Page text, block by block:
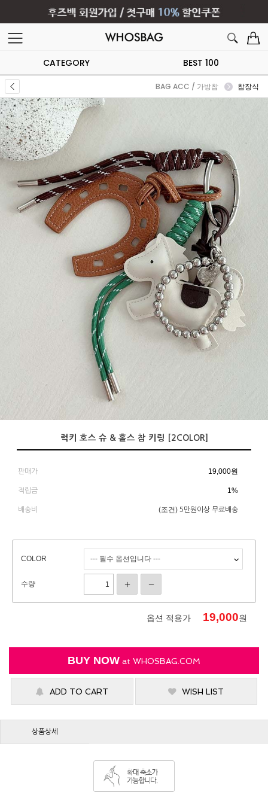
CATEGORY BEST 100
BAG ACC / 가방참 참장식
럭키 호스 슈 & 홀스 참 키링 [2COLOR]
판매가 19,000원
적립금 1%
배송비 (조건) 5만원이상 무료배송
COLOR
수량
옵션 적용가 19,000원
BUY NOW at WHOSBAG.COM
ADD TO CART WISH LIST
상품상세